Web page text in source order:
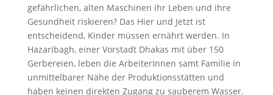
gefährlichen, alten Maschinen ihr Leben und ihre
Gesundheit riskieren? Das Hier und Jetzt ist
entscheidend, Kinder müssen ernährt werden. In
Hazaribagh, einer Vorstadt Dhakas mit über 150
Gerbereien, leben die ArbeiterInnen samt Familie in
unmittelbarer Nähe der Produktionsstätten und
haben keinen direkten Zugang zu sauberem Wasser.